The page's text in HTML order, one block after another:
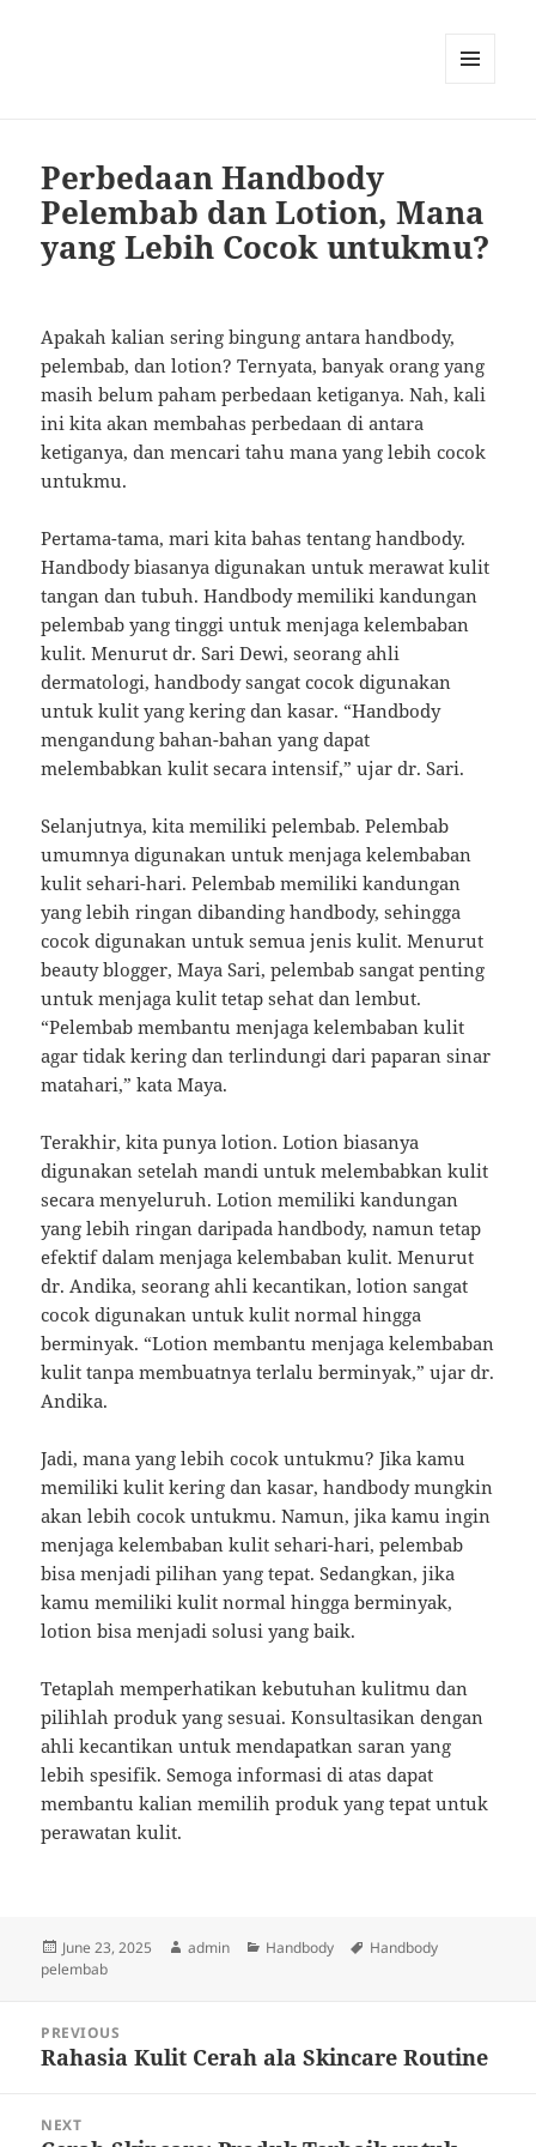
Perbedaan Handbody
Pelembab dan Lotion, Mana
yang Lebih Cocok untukmu?
Apakah kalian sering bingung antara handbody,
pelembab, dan lotion? Ternyata, banyak orang yang
masih belum paham perbedaan ketiganya. Nah, kali
ini kita akan membahas perbedaan di antara
ketiganya, dan mencari tahu mana yang lebih cocok
untukmu.
Pertama-tama, mari kita bahas tentang handbody.
Handbody biasanya digunakan untuk merawat kulit
tangan dan tubuh. Handbody memiliki kandungan
pelembab yang tinggi untuk menjaga kelembaban
kulit. Menurut dr. Sari Dewi, seorang ahli
dermatologi, handbody sangat cocok digunakan
untuk kulit yang kering dan kasar. “Handbody
mengandung bahan-bahan yang dapat
melembabkan kulit secara intensif,” ujar dr. Sari.
Selanjutnya, kita memiliki pelembab. Pelembab
umumnya digunakan untuk menjaga kelembaban
kulit sehari-hari. Pelembab memiliki kandungan
yang lebih ringan dibanding handbody, sehingga
cocok digunakan untuk semua jenis kulit. Menurut
beauty blogger, Maya Sari, pelembab sangat penting
untuk menjaga kulit tetap sehat dan lembut.
“Pelembab membantu menjaga kelembaban kulit
agar tidak kering dan terlindungi dari paparan sinar
matahari,” kata Maya.
Terakhir, kita punya lotion. Lotion biasanya
digunakan setelah mandi untuk melembabkan kulit
secara menyeluruh. Lotion memiliki kandungan
yang lebih ringan daripada handbody, namun tetap
efektif dalam menjaga kelembaban kulit. Menurut
dr. Andika, seorang ahli kecantikan, lotion sangat
cocok digunakan untuk kulit normal hingga
berminyak. “Lotion membantu menjaga kelembaban
kulit tanpa membuatnya terlalu berminyak,” ujar dr.
Andika.
Jadi, mana yang lebih cocok untukmu? Jika kamu
memiliki kulit kering dan kasar, handbody mungkin
akan lebih cocok untukmu. Namun, jika kamu ingin
menjaga kelembaban kulit sehari-hari, pelembab
bisa menjadi pilihan yang tepat. Sedangkan, jika
kamu memiliki kulit normal hingga berminyak,
lotion bisa menjadi solusi yang baik.
Tetaplah memperhatikan kebutuhan kulitmu dan
pilihlah produk yang sesuai. Konsultasikan dengan
ahli kecantikan untuk mendapatkan saran yang
lebih spesifik. Semoga informasi di atas dapat
membantu kalian memilih produk yang tepat untuk
perawatan kulit.
Posted
on
June 23, 2025 Author
admin Categories
Handbody Tags
Handbody
pelembab
navigation
PREVIOUS
Previous
Rahasia Kulit Cerah ala Skincare Routine
NEXT